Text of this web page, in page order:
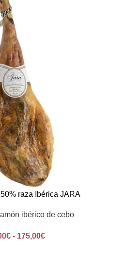
raza Ibérica JARA
ibérico de cebo
€ - 175,00€